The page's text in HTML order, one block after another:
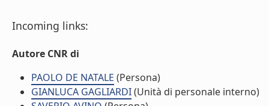
Incoming links:
Autore CNR di
PAOLO DE NATALE (Persona)
GIANLUCA GAGLIARDI(Unità di personale interno)